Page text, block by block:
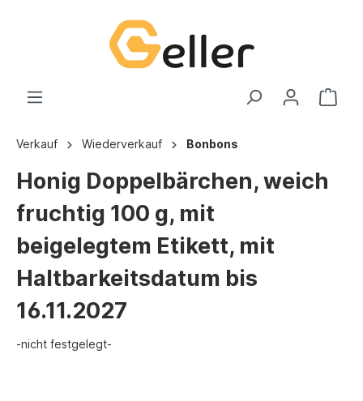
Verkauf Wiederverkauf Bonbons
Honig Doppelbärchen, weich
fruchtig 100 g, mit
beigelegtem Etikett, mit
Haltbarkeitsdatum bis
16.11.2027
-nicht festgelegt-